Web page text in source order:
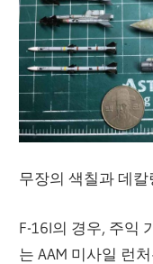
무장의 색칠과 데
F-16I의 경우, 주익
는 AAM 미사일 런